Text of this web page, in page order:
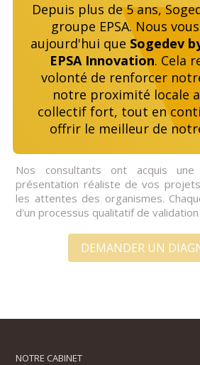
Une expertise de la fiscalité
financiers liés aux aides
Nos consultants maîtrisent la
aides afin d'en optimiser le
les critères légaux.
Une expertise dans la
Nos consultants ont acquis
présentation réaliste de vos
les attentes des organismes.
d'un processus qualitatif de
DEMANDER UN
NOTRE CABINET
Depuis plus de 5 ans,
groupe EPSA. Nous
aujourd'hui que Sogedev
EPSA Innovation. Cela
volonté de renforcer
notre proximité locale
collectif fort, tout en
offrir le meilleur de